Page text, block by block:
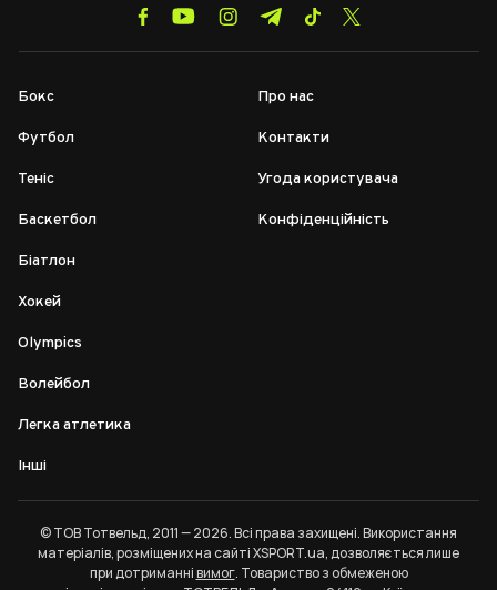
Бокс
Футбол
Теніс
Баскетбол
Біатлон
Хокей
Olympics
Волейбол
Легка атлетика
Інші
Про нас
Контакти
Угода користувача
Конфіденційність
© ТОВ Тотвельд, 2011 — 2026. Всі права захищені. Використання
матеріалів, розміщених на сайті XSPORT.ua, дозволяється лише
при дотриманнівимог. Товариство з обмеженою